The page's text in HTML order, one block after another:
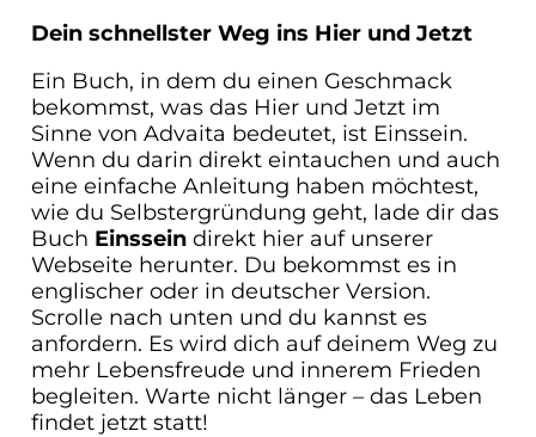
Dein schnellster Weg ins Hier und Jetzt
Ein Buch, in dem du einen Geschmack
bekommst, was das Hier und Jetzt im
Sinne von Advaita bedeutet, ist Einssein.
Wenn du darin direkt eintauchen und auch
eine einfache Anleitung haben möchtest,
wie du Selbstergründung geht, lade dir das
Buch Einssein direkt hier auf unserer
Webseite herunter. Du bekommst es in
englischer oder in deutscher Version.
Scrolle nach unten und du kannst es
anfordern. Es wird dich auf deinem Weg zu
mehr Lebensfreude und innerem Frieden
begleiten. Warte nicht länger – das Leben
findet jetzt statt!